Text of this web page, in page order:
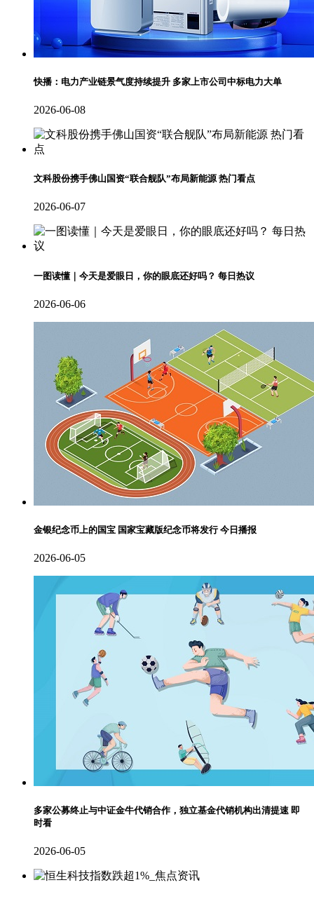
快播：电力产业链景气度持续提升 多家上市公司中标电力大单
2026-06-08
文科股份携手佛山国资“联合舰队”布局新能源 热门看点
2026-06-07
一图读懂｜今天是爱眼日，你的眼底还好吗？ 每日热议
2026-06-06
金银纪念币上的国宝 国家宝藏版纪念币将发行 今日播报
2026-06-05
多家公募终止与中证金牛代销合作，独立基金代销机构出清提速 即
时看
2026-06-05